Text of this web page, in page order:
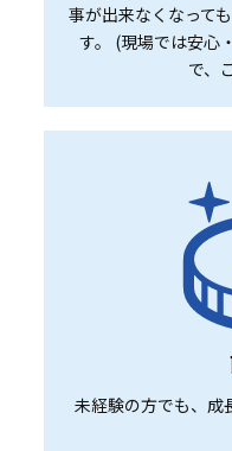
事が出来なくなって
す。 (現場では安心
で、
未経験の方でも、成